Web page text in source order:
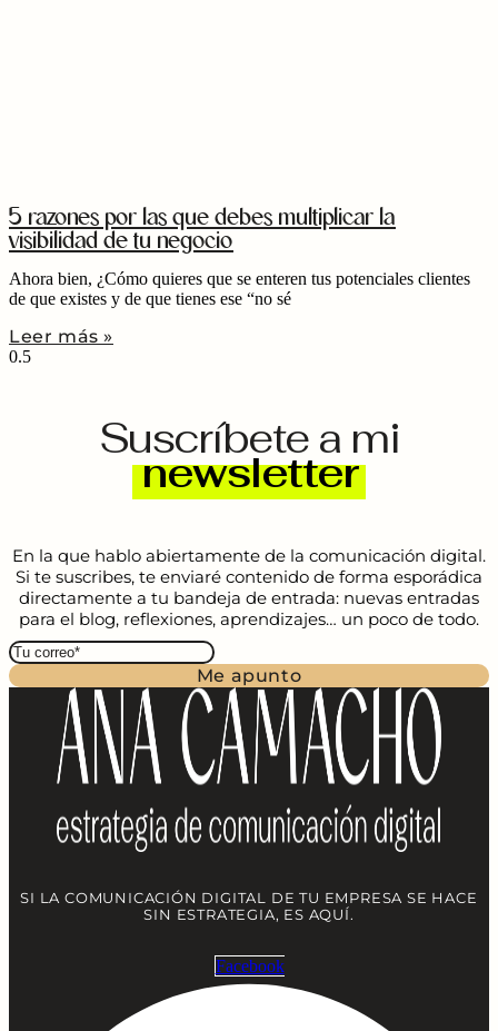
5 razones por las que debes multiplicar la
visibilidad de tu negocio
Ahora bien, ¿Cómo quieres que se enteren tus potenciales clientes
de que existes y de que tienes ese “no sé
Leer más »
Suscríbete a mi
newsletter
En la que hablo abiertamente de la comunicación digital.
Si te suscribes, te enviaré contenido de forma esporádica
directamente a tu bandeja de entrada: nuevas entradas
para el blog, reflexiones, aprendizajes… un poco de todo.
Me apunto
SI LA COMUNICACIÓN DIGITAL DE TU EMPRESA SE HACE
SIN ESTRATEGIA, ES AQUÍ.
Facebook